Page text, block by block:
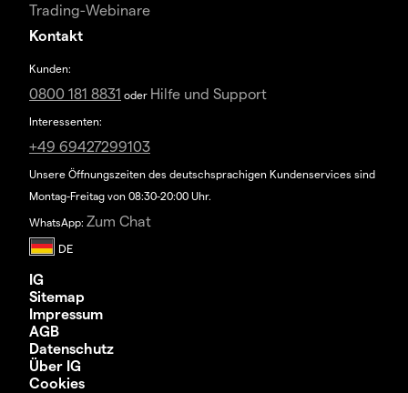
Trading-Webinare
Kontakt
Kunden:
0800 181 8831 oder Hilfe und Support
Interessenten:
+49 69427299103
Unsere Öffnungszeiten des deutschsprachigen Kundenservices sind
Montag-Freitag von 08:30-20:00 Uhr.
WhatsApp: Zum Chat
IG
Sitemap
Impressum
AGB
Datenschutz
Über IG
Cookies